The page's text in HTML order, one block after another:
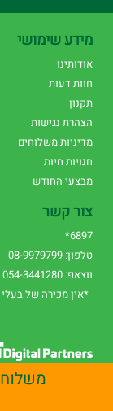
מידע שימושי
אודותינו
חוות דעות
תקנון
הצהרת נגישות
מדיניות משלוחים
חנויות חיות
מבצעי החודש
צור קשר
6897*
טלפון: 08-9979799
ווצאפ: 054-3441280
*אין מכירה של בעלי
|שיווק